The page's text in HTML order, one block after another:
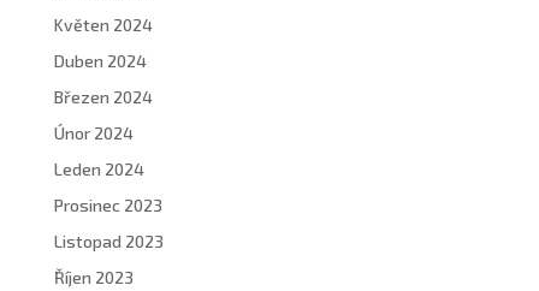
Květen 2024
Duben 2024
Březen 2024
Únor 2024
Leden 2024
Prosinec 2023
Listopad 2023
Říjen 2023